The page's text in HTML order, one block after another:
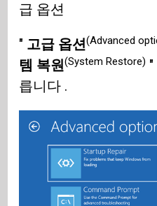
급 옵션
" 고급 옵션(Advanced
템 복원(System Restore)
릅니다 .